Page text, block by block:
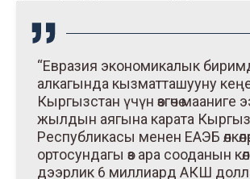
“Евразия экономикалык
алкагында кызматташууну
Кыргызстан үчүн өзгөчө мааниге
жылдын аягына карата Кыргыз
Республикасы менен ЕАЭБ
ортосундагы өз ара сооданын
дээрлик 6 миллиард АКШ